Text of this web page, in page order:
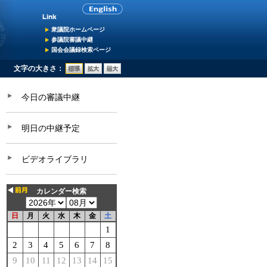
衆議院ホームページ
参議院審議中継
国会会議録検索ページ
文字の大きさ：
今日の審議中継
明日の中継予定
ビデオライブラリ
カレンダー検索
日 月 火 水 木 金 土
1
2
3 4 5 6 7
8
9
10 11 12 13 14
15